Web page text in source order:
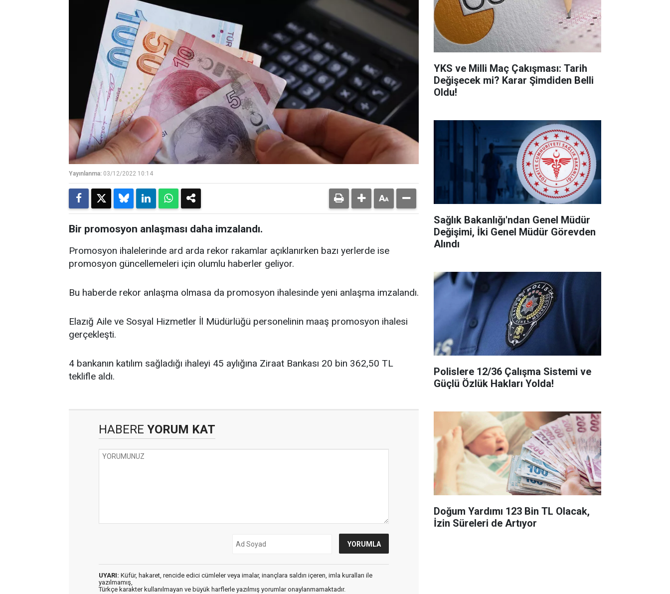
Yayınlanma: 03/12/2022 10:14
Bir promosyon anlaşması daha imzalandı.
Promosyon ihalelerinde ard arda rekor rakamlar açıklanırken bazı yerlerde ise
promosyon güncellemeleri için olumlu haberler geliyor.
Bu haberde rekor anlaşma olmasa da promosyon ihalesinde yeni anlaşma imzalandı.
Elazığ Aile ve Sosyal Hizmetler İl Müdürlüğü personelinin maaş promosyon ihalesi
gerçekleşti.
4 bankanın katılım sağladığı ihaleyi 45 aylığına Ziraat Bankası 20 bin 362,50 TL
teklifle aldı.
HABERE YORUM KAT
UYARI: Küfür, hakaret, rencide edici cümleler veya imalar, inançlara saldırı içeren, imla kuralları ile
yazılmamış,
Türkçe karakter kullanılmayan ve büyük harflerle yazılmış yorumlar onaylanmamaktadır.
YKS ve Milli Maç Çakışması: Tarih
Değişecek mi? Karar Şimdiden Belli
Oldu!
Sağlık Bakanlığı'ndan Genel Müdür
Değişimi, İki Genel Müdür Görevden
Alındı
Polislere 12/36 Çalışma Sistemi ve
Güçlü Özlük Hakları Yolda!
Doğum Yardımı 123 Bin TL Olacak,
İzin Süreleri de Artıyor